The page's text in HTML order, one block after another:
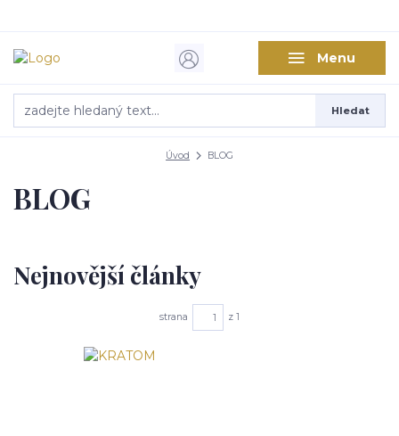
Menu
Hledat
Úvod BLOG
BLOG
Nejnovější články
strana z 1